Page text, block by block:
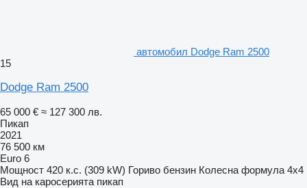
автомобил Dodge Ram 2500
15
Dodge Ram 2500
65 000 € ≈ 127 300 лв.
Пикап
2021
76 500 км
Euro 6
Мощност 420 к.с. (309 kW) Гориво бензин Колесна формула 4x4
Вид на каросерията пикап